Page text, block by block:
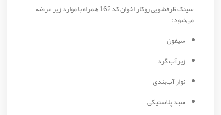
سینک ظرفشویی روکار اخوان کد 162 همراه با موارد زیر عرضه
می‌شود:
سیفون
زیرآب گرد
نوار آب‌بندی
سبد پلاستیکی